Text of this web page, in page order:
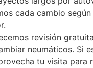
cada cambio
revisión
neumáticos. Si
tu visita para